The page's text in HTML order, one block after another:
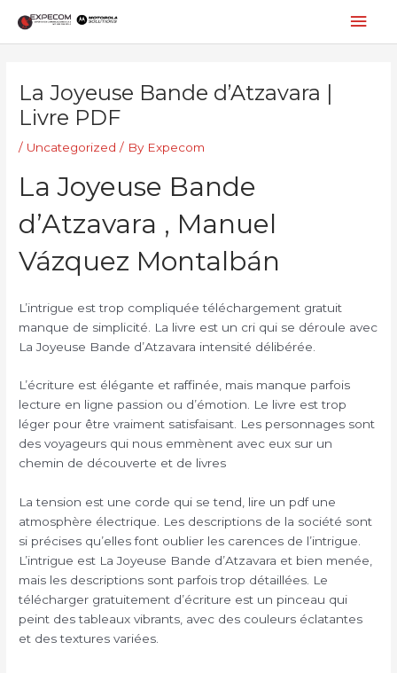
content
La Joyeuse Bande d’Atzavara |
Livre PDF
/ Uncategorized / By Expecom
La Joyeuse Bande
d’Atzavara , Manuel
Vázquez Montalbán
L’intrigue est trop compliquée téléchargement gratuit
manque de simplicité. La livre est un cri qui se déroule avec
La Joyeuse Bande d’Atzavara intensité délibérée.
L’écriture est élégante et raffinée, mais manque parfois
lecture en ligne passion ou d’émotion. Le livre est trop
léger pour être vraiment satisfaisant. Les personnages sont
des voyageurs qui nous emmènent avec eux sur un
chemin de découverte et de livres
La tension est une corde qui se tend, lire un pdf une
atmosphère électrique. Les descriptions de la société sont
si précises qu’elles font oublier les carences de l’intrigue.
L’intrigue est La Joyeuse Bande d’Atzavara et bien menée,
mais les descriptions sont parfois trop détaillées. Le
télécharger gratuitement d’écriture est un pinceau qui
peint des tableaux vibrants, avec des couleurs éclatantes
et des textures variées.